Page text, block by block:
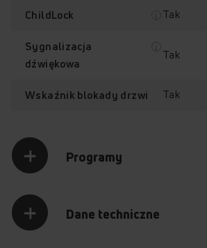
ChildLock Tak
Sygnalizacja
dźwiękowa
Tak
Wskaźnik blokady drzwi Tak
Programy
Dane techniczne